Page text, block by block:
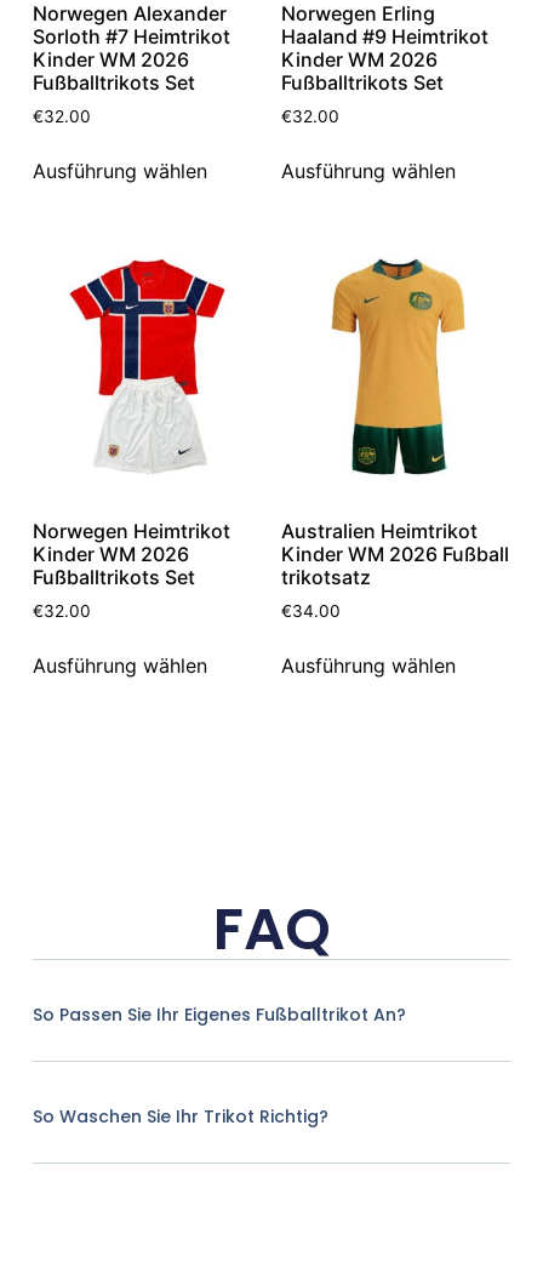
Norwegen Alexander
Sorloth #7 Heimtrikot
Kinder WM 2026
Fußballtrikots Set
€32.00
Ausführung wählen
Norwegen Erling
Haaland #9 Heimtrikot
Kinder WM 2026
Fußballtrikots Set
€32.00
Ausführung wählen
Norwegen Heimtrikot
Kinder WM 2026
Fußballtrikots Set
€32.00
Ausführung wählen
Australien Heimtrikot
Kinder WM 2026 Fußball
trikotsatz
€34.00
Ausführung wählen
FAQ
So Passen Sie Ihr Eigenes Fußballtrikot An?
So Waschen Sie Ihr Trikot Richtig?